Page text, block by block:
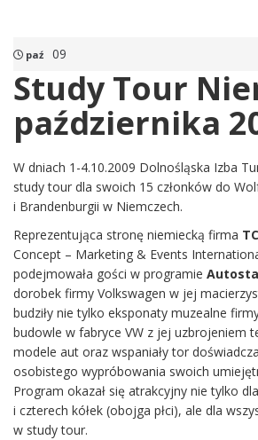
paź 09
Study Tour
października
W dniach 1-4.10.2009 Dolnośląska Izba
study tour dla swoich 15 członków do
i Brandenburgii w Niemczech.
Reprezentująca stronę niemiecką firma
Concept – Marketing & Events
podejmowała gości w programie
dorobek firmy Volkswagen w jej
budziły nie tylko eksponaty muzealne
budowle w fabryce VW z jej uzbrojeniem
modele aut oraz wspaniały tor
osobistego wypróbowania swoich
Program okazał się atrakcyjny nie tylko
i czterech kółek (obojga płci), ale dla
w study tour.